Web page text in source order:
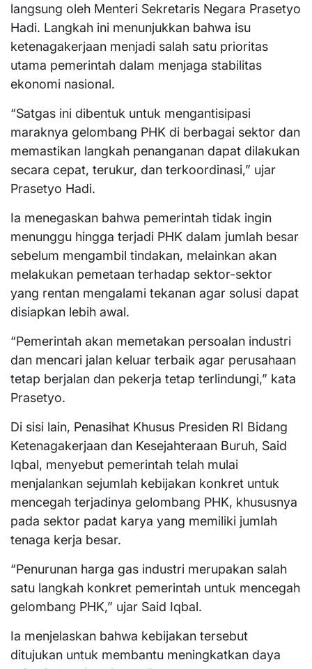
langsung oleh Menteri Sekretaris Negara Prasetyo
Hadi. Langkah ini menunjukkan bahwa isu
ketenagakerjaan menjadi salah satu prioritas
utama pemerintah dalam menjaga stabilitas
ekonomi nasional.
“Satgas ini dibentuk untuk mengantisipasi
maraknya gelombang PHK di berbagai sektor dan
memastikan langkah penanganan dapat dilakukan
secara cepat, terukur, dan terkoordinasi,” ujar
Prasetyo Hadi.
Ia menegaskan bahwa pemerintah tidak ingin
menunggu hingga terjadi PHK dalam jumlah besar
sebelum mengambil tindakan, melainkan akan
melakukan pemetaan terhadap sektor-sektor
yang rentan mengalami tekanan agar solusi dapat
disiapkan lebih awal.
“Pemerintah akan memetakan persoalan industri
dan mencari jalan keluar terbaik agar perusahaan
tetap berjalan dan pekerja tetap terlindungi,” kata
Prasetyo.
Di sisi lain, Penasihat Khusus Presiden RI Bidang
Ketenagakerjaan dan Kesejahteraan Buruh, Said
Iqbal, menyebut pemerintah telah mulai
menjalankan sejumlah kebijakan konkret untuk
mencegah terjadinya gelombang PHK, khususnya
pada sektor padat karya yang memiliki jumlah
tenaga kerja besar.
“Penurunan harga gas industri merupakan salah
satu langkah konkret pemerintah untuk mencegah
gelombang PHK,” ujar Said Iqbal.
Ia menjelaskan bahwa kebijakan tersebut
ditujukan untuk membantu meningkatkan daya